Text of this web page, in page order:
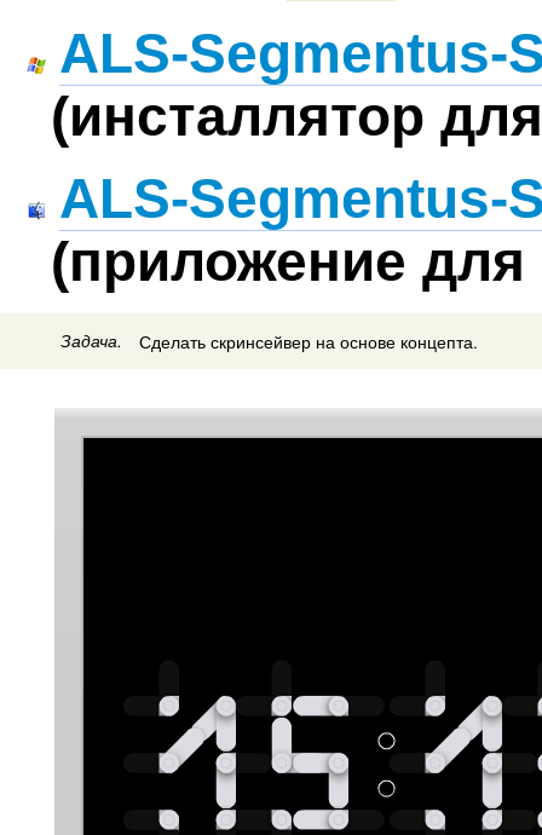
ALS-Segmentus-
(инсталлятор
ALS-Segmentus-
(приложение
Задача. Сделать скринсейвер на основе концепта.